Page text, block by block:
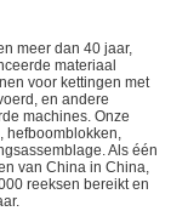
meer dan 40 jaar,
materiaal
voor kettingen met
en andere
machines. Onze
hefboomblokken,
Als één
van China in China,
reeksen bereikt en